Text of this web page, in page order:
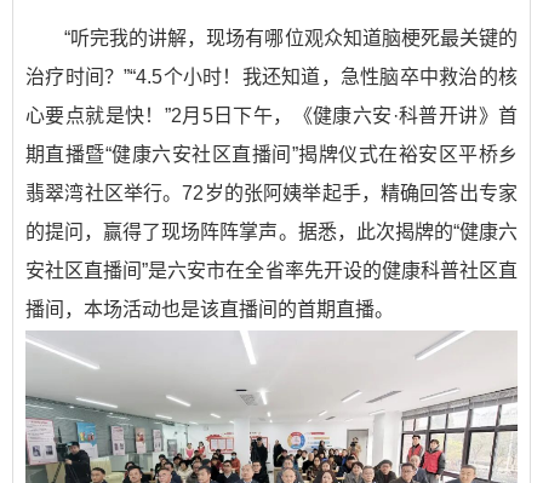
“听完我的讲解，现场有哪位观众知道脑梗死最关键的
治疗时间？”“4.5个小时！我还知道，急性脑卒中救治的核
心要点就是快！”2月5日下午，《健康六安·科普开讲》首
期直播暨“健康六安社区直播间”揭牌仪式在裕安区平桥乡
翡翠湾社区举行。72岁的张阿姨举起手，精确回答出专家
的提问，赢得了现场阵阵掌声。据悉，此次揭牌的“健康六
安社区直播间”是六安市在全省率先开设的健康科普社区直
播间，本场活动也是该直播间的首期直播。